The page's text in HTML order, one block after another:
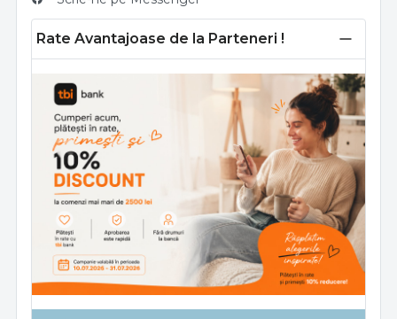
Rate Avantajoase de la Parteneri !